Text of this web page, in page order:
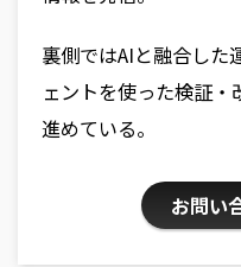
裏側ではAIと融合した
ェントを使った検証
進めている。
お問い